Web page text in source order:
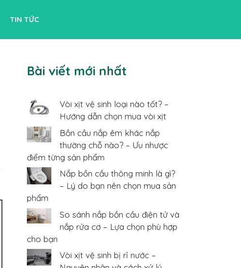
TIN TỨC
Bài viết mới nhất
Vòi xịt vệ sinh loại nào tốt? –
Hướng dẫn chọn mua vòi xịt
Bồn cầu nắp êm khác nắp
thường chỗ nào? – Ưu nhược
điểm từng sản phẩm
Nắp bồn cầu thông minh là gì?
– Lý do bạn nên chọn mua sản
phẩm
So sánh nắp bồn cầu điện tử và
nắp rửa cơ – Lựa chọn phù hợp
cho bạn
Vòi xịt vệ sinh bị rỉ nước –